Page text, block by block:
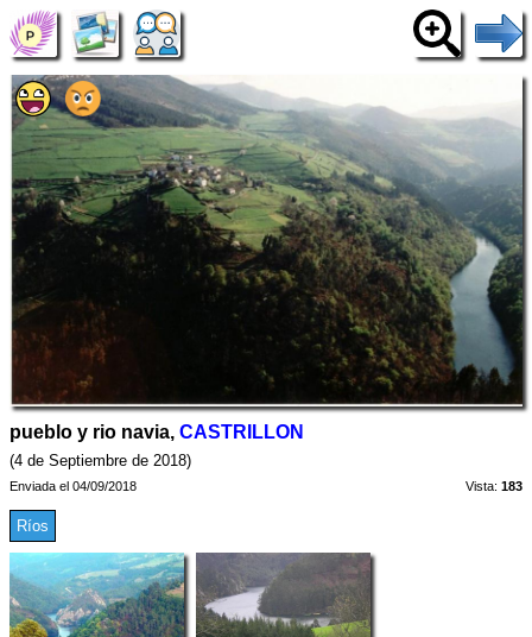
pueblo y rio navia, CASTRILLON
(4 de Septiembre de 2018)
Enviada el 04/09/2018 Vista: 183
Ríos